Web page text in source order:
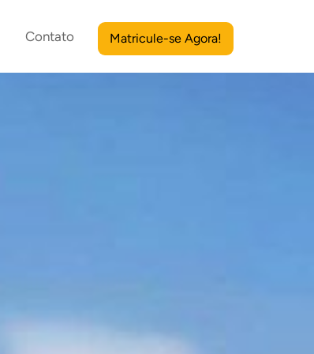
Matricule-se Agora!
Contato